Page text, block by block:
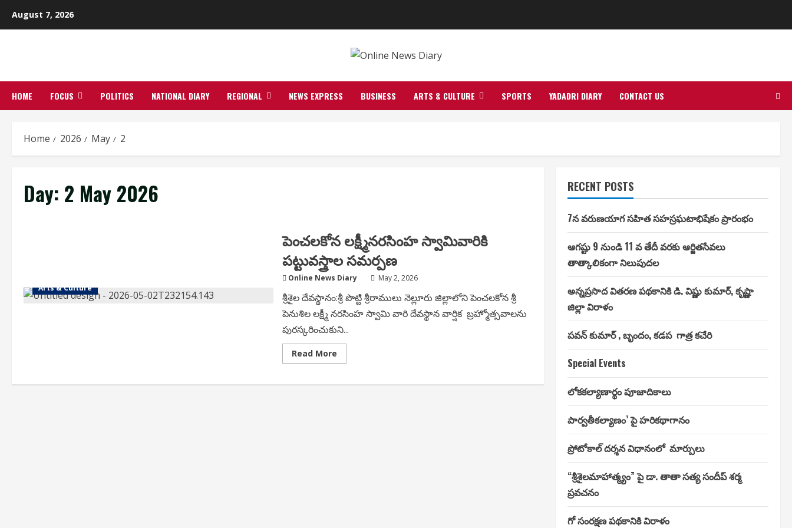
August 7, 2026
HOME FOCUS POLITICS NATIONAL DIARY REGIONAL NEWS EXPRESS BUSINESS ARTS & CULTURE SPORTS YADADRI DIARY CONTACT US
Home 2026 May 2
Day: 2 May 2026
Arts & Culture
పెంచలకోన లక్ష్మీనరసింహ స్వామివారికి
పట్టువస్త్రాల సమర్పణ
Online News Diary May 2, 2026
శ్రీశైల దేవస్థానం:శ్రీ పొట్టి శ్రీరాములు నెల్లూరు జిల్లాలోని పెంచలకోన శ్రీ
పెనుశిల లక్ష్మీ నరసింహ స్వామి వారి దేవస్థాన వార్షిక బ్రహ్మోత్సవాలను
పురస్కరించుకుని...
Read MoreRead
more
లక్ష్మీనరసింహ
RECENT POSTS
7న వరుణయాగ సహిత సహస్రఘటాభిషేకం ప్రారంభం
ఆగష్టు 9 నుండి 11 వ తేదీ వరకు ఆర్జితసేవలు
తాత్కాలికంగా నిలుపుదల
అన్నప్రసాద వితరణ పథకానికి డి. విష్ణు కుమార్, కృష్ణా
జిల్లా విరాళం
పవన్ కుమార్ , బృందం, కడప గాత్ర కచేరి
Special Events
లోకకల్యాణార్థం పూజాదికాలు
పార్వతీకల్యాణం’ పై హరికథాగానం
ప్రోటోకాల్ దర్శన విధానంలో మార్పులు
“శ్రీశైలమాహాత్మ్యం” పై డా. తాతా సత్య సందీప్ శర్మ
ప్రవచనం
గో సంరక్షణ పథకానికి విరాళం